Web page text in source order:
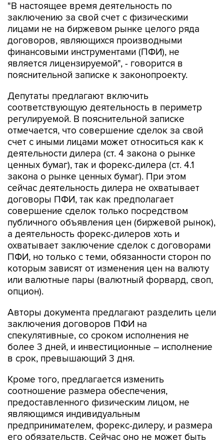
"В настоящее время деятельность по
заключению за свой счет с физическими
лицами не на биржевом рынке целого ряда
договоров, являющихся производными
финансовыми инструментами (ПФИ), не
является лицензируемой", - говорится в
пояснительной записке к законопроекту.
Депутаты предлагают включить
соответствующую деятельность в периметр
регулируемой. В пояснительной записке
отмечается, что совершение сделок за свой
счет с иными лицами может относиться как к
деятельности дилера (ст. 4 закона о рынке
ценных бумаг), так и форекс-дилера (ст. 4.1
закона о рынке ценных бумаг). При этом
сейчас деятельность дилера не охватывает
договоры ПФИ, так как предполагает
совершение сделок только посредством
публичного объявления цен (биржевой рынок),
а деятельность форекс-дилеров хоть и
охватывает заключение сделок с договорами
ПФИ, но только с теми, обязанности сторон по
которым зависят от изменения цен на валюту
или валютные пары (валютный форвард, своп,
опцион).
Авторы документа предлагают разделить цели
заключения договоров ПФИ на
спекулятивные, со сроком исполнения не
более 3 дней, и инвестиционные – исполнение
в срок, превышающий 3 дня.
Кроме того, предлагается изменить
соотношение размера обеспечения,
предоставленного физическим лицом, не
являющимся индивидуальным
предпринимателем, форекс-дилеру, и размера
его обязательств. Сейчас оно не может быть